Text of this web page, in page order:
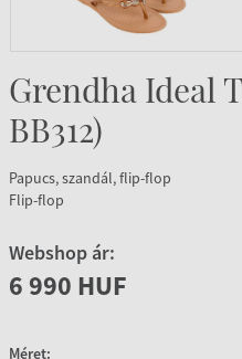
Grendha Ideal
BB312)
Papucs, szandál, flip-flop
Flip-flop
Webshop ár:
6 990 HUF
Méret: